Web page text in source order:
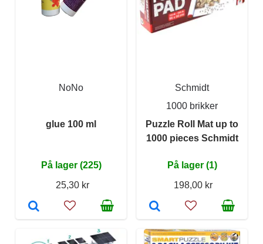
NoNo
glue 100 ml
På lager (225)
25,30 kr
Schmidt
1000 brikker
Puzzle Roll Mat up to
1000 pieces Schmidt
På lager (1)
198,00 kr